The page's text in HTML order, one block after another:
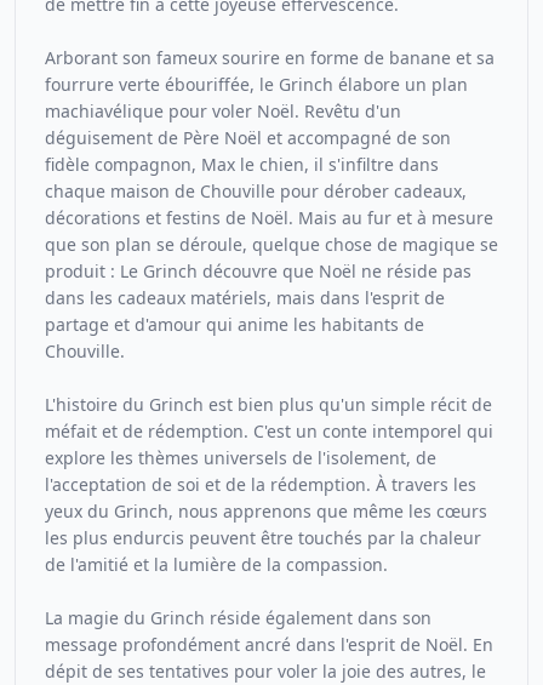
Arborant son fameux sourire en forme de banane et sa
fourrure verte ébouriffée, le Grinch élabore un plan
machiavélique pour voler Noël. Revêtu d'un
déguisement de Père Noël et accompagné de son
fidèle compagnon, Max le chien, il s'infiltre dans
chaque maison de Chouville pour dérober cadeaux,
décorations et festins de Noël. Mais au fur et à mesure
que son plan se déroule, quelque chose de magique se
produit : Le Grinch découvre que Noël ne réside pas
dans les cadeaux matériels, mais dans l'esprit de
partage et d'amour qui anime les habitants de
Chouville.
L'histoire du Grinch est bien plus qu'un simple récit de
méfait et de rédemption. C'est un conte intemporel qui
explore les thèmes universels de l'isolement, de
l'acceptation de soi et de la rédemption. À travers les
yeux du Grinch, nous apprenons que même les cœurs
les plus endurcis peuvent être touchés par la chaleur
de l'amitié et la lumière de la compassion.
La magie du Grinch réside également dans son
message profondément ancré dans l'esprit de Noël. En
dépit de ses tentatives pour voler la joie des autres, le